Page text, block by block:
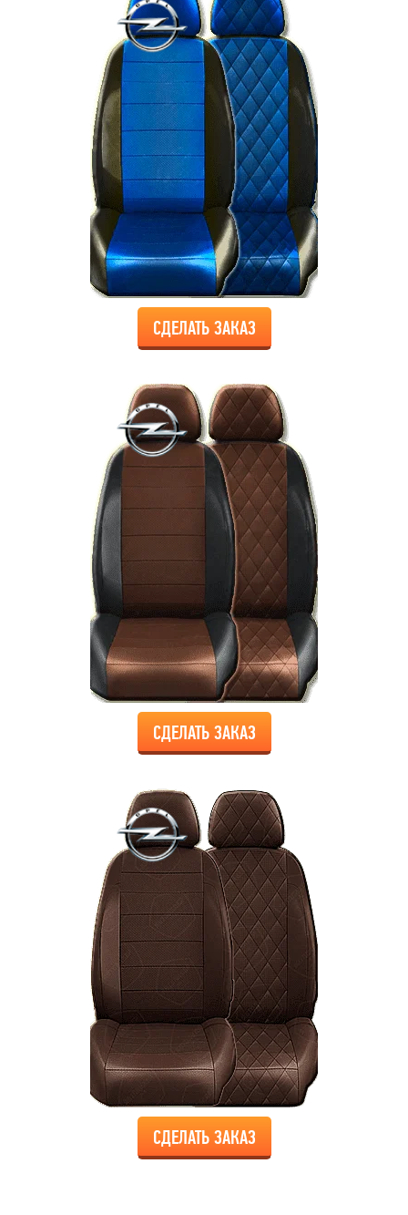
СДЕЛАТЬ ЗАКАЗ
СДЕЛАТЬ ЗАКАЗ
СДЕЛАТЬ ЗАКАЗ